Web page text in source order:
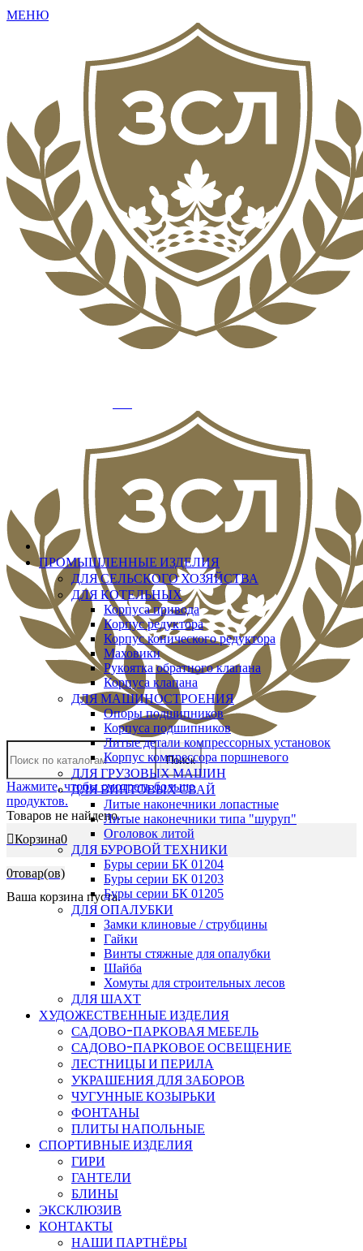
МЕНЮ
Поиск
Нажмите, чтобы смотреть больше
продуктов.
Товаров не найдено.
Корзина0
0товар(ов)
Ваша корзина пуста.
ПРОМЫШЛЕННЫЕ ИЗДЕЛИЯ
ДЛЯ СЕЛЬСКОГО ХОЗЯЙСТВА
ДЛЯ КОТЕЛЬНЫХ
Корпуса привода
Корпус редуктора
Корпус конического редуктора
Маховики
Рукоятка обратного клапана
Корпуса клапана
ДЛЯ МАШИНОСТРОЕНИЯ
Опоры подшипников
Корпуса подшипников
Литые детали компрессорных установок
Корпус компрессора поршневого
ДЛЯ ГРУЗОВЫХ МАШИН
ДЛЯ ВИНТОВЫХ СВАЙ
Литые наконечники лопастные
Литые наконечники типа "шуруп"
Оголовок литой
ДЛЯ БУРОВОЙ ТЕХНИКИ
Буры серии БК 01204
Буры серии БК 01203
Буры серии БК 01205
ДЛЯ ОПАЛУБКИ
Замки клиновые / струбцины
Гайки
Винты стяжные для опалубки
Шайба
Хомуты для строительных лесов
ДЛЯ ШАХТ
ХУДОЖЕСТВЕННЫЕ ИЗДЕЛИЯ
САДОВО-ПАРКОВАЯ МЕБЕЛЬ
САДОВО-ПАРКОВОЕ ОСВЕЩЕНИЕ
ЛЕСТНИЦЫ И ПЕРИЛА
УКРАШЕНИЯ ДЛЯ ЗАБОРОВ
ЧУГУННЫЕ КОЗЫРЬКИ
ФОНТАНЫ
ПЛИТЫ НАПОЛЬНЫЕ
СПОРТИВНЫЕ ИЗДЕЛИЯ
ГИРИ
ГАНТЕЛИ
БЛИНЫ
ЭКСКЛЮЗИВ
КОНТАКТЫ
НАШИ ПАРТНЁРЫ